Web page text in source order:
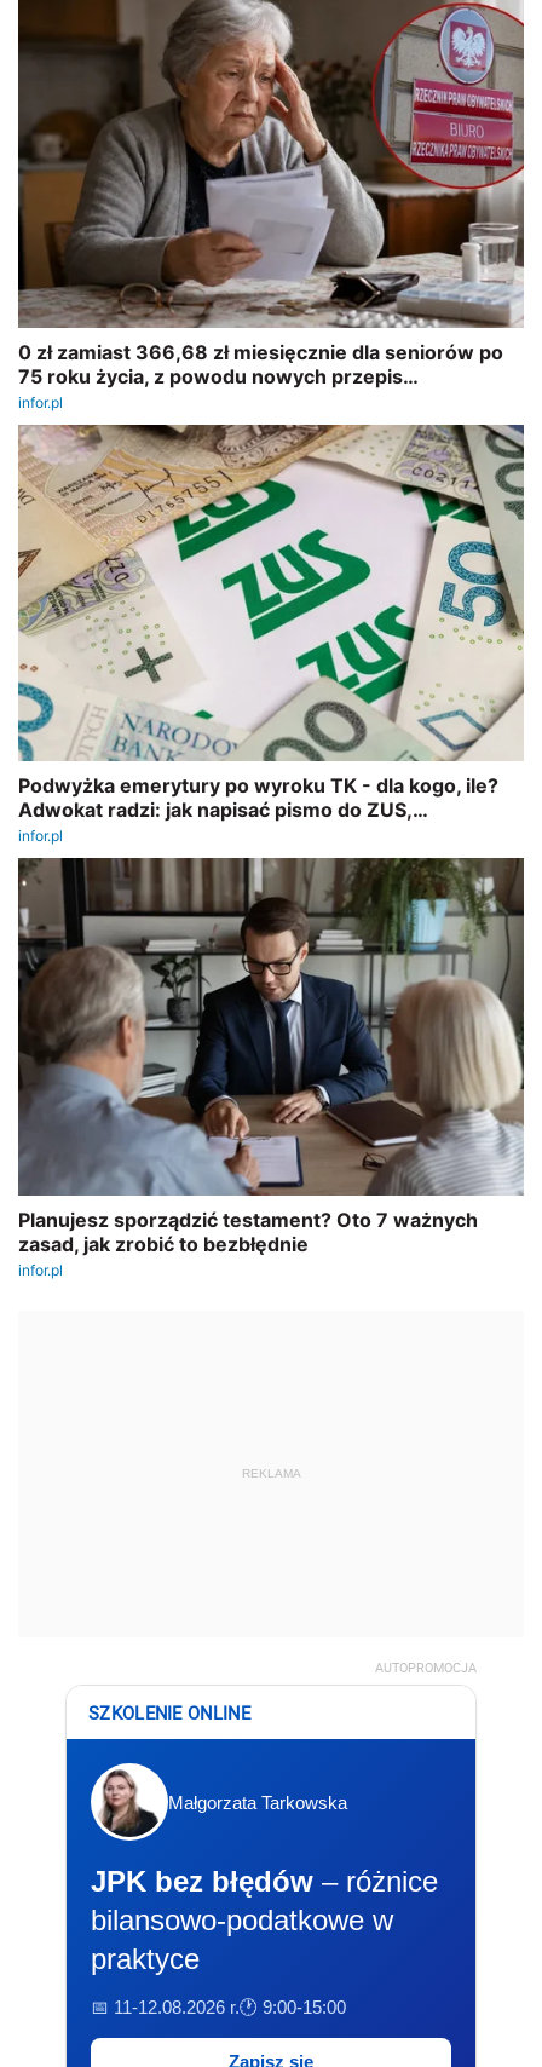
REKLAMA
AUTOPROMOCJA
SZKOLENIE ONLINE
Małgorzata Tarkowska
JPK bez błędów – różnice
bilansowo-podatkowe w
praktyce
📅 11-12.08.2026 r.🕐 9:00-15:00
Zapisz się